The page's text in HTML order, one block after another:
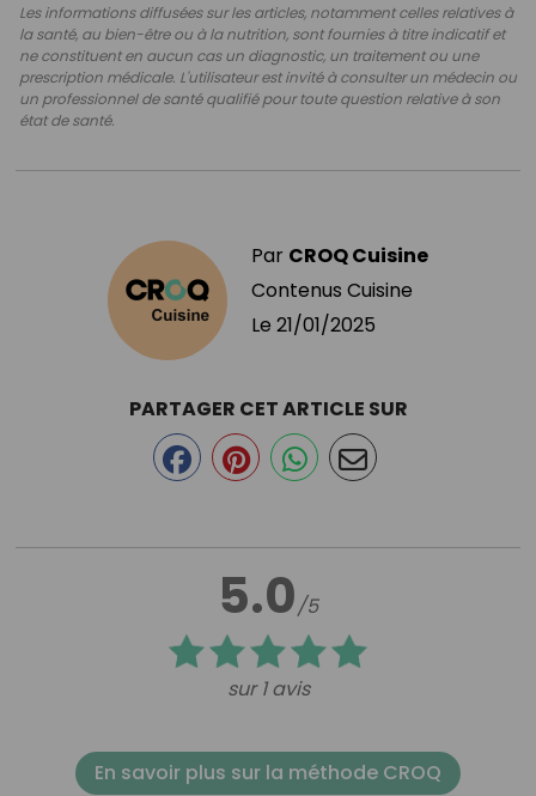
Les informations diffusées sur les articles, notamment celles relatives à
la santé, au bien-être ou à la nutrition, sont fournies à titre indicatif et
ne constituent en aucun cas un diagnostic, un traitement ou une
prescription médicale. L'utilisateur est invité à consulter un médecin ou
un professionnel de santé qualifié pour toute question relative à son
état de santé.
Par CROQ Cuisine
Contenus Cuisine
Le 21/01/2025
5.0/5
sur 1 avis
PARTAGER CET ARTICLE SUR
En savoir plus sur la méthode CROQ